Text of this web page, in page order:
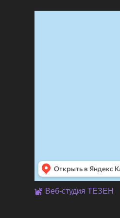
Веб-студия ТЕЗЕН